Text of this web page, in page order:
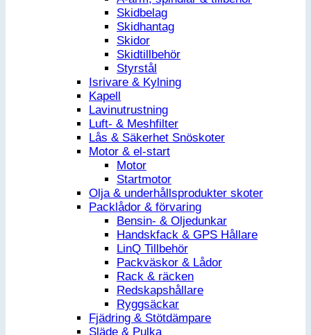
Skidbelag
Skidhantag
Skidor
Skidtillbehör
Styrstål
Isrivare & Kylning
Kapell
Lavinutrustning
Luft- & Meshfilter
Lås & Säkerhet Snöskoter
Motor & el-start
Motor
Startmotor
Olja & underhållsprodukter skoter
Packlådor & förvaring
Bensin- & Oljedunkar
Handskfack & GPS Hållare
LinQ Tillbehör
Packväskor & Lådor
Rack & räcken
Redskapshållare
Ryggsäckar
Fjädring & Stötdämpare
Släde & Pulka